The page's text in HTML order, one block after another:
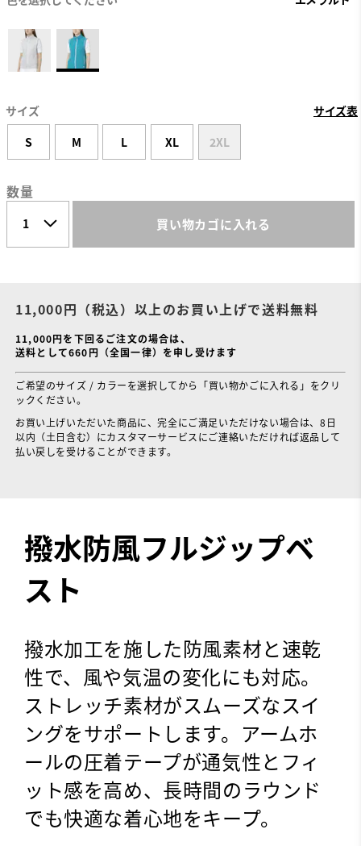
サイズ
サイズ表
S
M L XL 2XL
数量
買い物カゴに入れる
11,000円（税込）以上のお買い上げで送料無料
11,000円を下回るご注文の場合は、
送料として660円（全国一律）を申し受けます
ご希望のサイズ / カラーを選択してから「買い物かごに入れる」をクリ
ックください。
お買い上げいただいた商品に、完全にご満足いただけない場合は、8日
以内（土日含む）にカスタマーサービスにご連絡いただければ返品して
払い戻しを受けることができます。
撥水防風フルジップベ
スト
撥水加工を施した防風素材と速乾
性で、風や気温の変化にも対応。
ストレッチ素材がスムーズなスイ
ングをサポートします。アームホ
ールの圧着テープが通気性とフィ
ット感を高め、長時間のラウンド
でも快適な着心地をキープ。